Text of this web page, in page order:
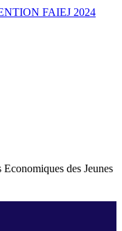
FAIEJ 2024
des Jeunes